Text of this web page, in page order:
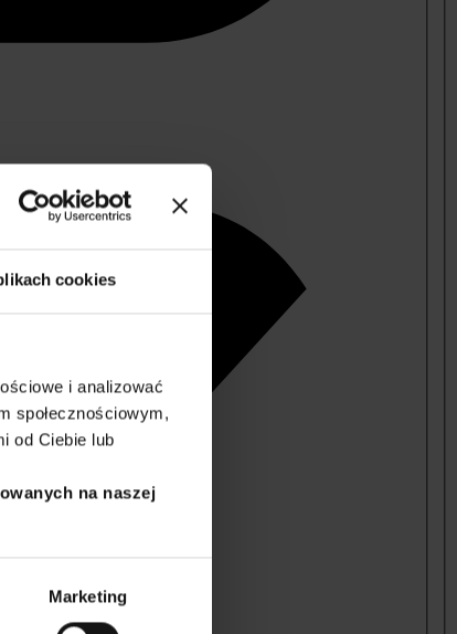
cookies
i analizować
społecznościowym,
od Ciebie lub
na naszej
Marketing